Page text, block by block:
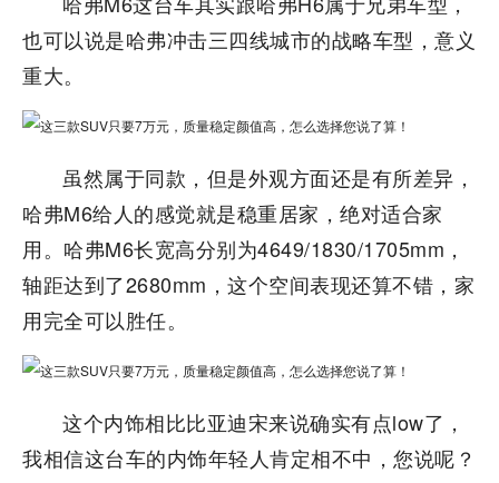
也可以说是哈弗冲击三四线城市的战略车型，意义
重大。
虽然属于同款，但是外观方面还是有所差异，
哈弗M6给人的感觉就是稳重居家，绝对适合家
用。哈弗M6长宽高分别为4649/1830/1705mm，
轴距达到了2680mm，这个空间表现还算不错，家
用完全可以胜任。
这个内饰相比比亚迪宋来说确实有点low了，
我相信这台车的内饰年轻人肯定相不中，您说呢？